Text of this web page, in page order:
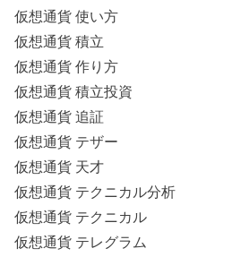
仮想通貨 使い方
仮想通貨 積立
仮想通貨 作り方
仮想通貨 積立投資
仮想通貨 追証
仮想通貨 テザー
仮想通貨 天才
仮想通貨 テクニカル分析
仮想通貨 テクニカル
仮想通貨 テレグラム